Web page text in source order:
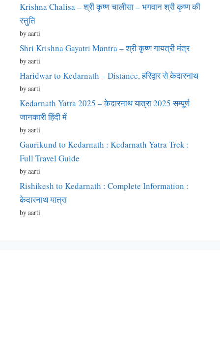
Krishna Chalisa – श्री कृष्ण चालीसा – भगवान श्री कृष्ण की
स्तुति
by aarti
Shri Krishna Gayatri Mantra – श्री कृष्ण गायत्री मंत्र
by aarti
Haridwar to Kedarnath – Distance, हरिद्वार से केदारनाथ
by aarti
Kedarnath Yatra 2025 – केदारनाथ यात्रा 2025 सम्पूर्ण
जानकारी हिंदी में
by aarti
Gaurikund to Kedarnath : Kedarnath Yatra Trek :
Full Travel Guide
by aarti
Rishikesh to Kedarnath : Complete Information :
केदारनाथ यात्रा
by aarti